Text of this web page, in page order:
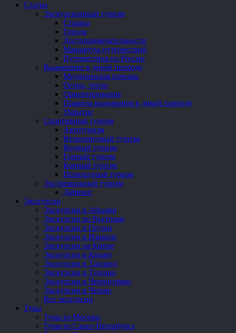
Статьи
Экскурсионный туризм
Страны
Города
Достопримечательности
Маршруты путешествий
Путешествия по России
Выживание в дикой природе
Медицинская помощь
Огонь, тепло
Ориентирование
Правила выживания в дикой природе
Укрытие
Спортивный туризм
Автотуризм
Велосипедный туризм
Водный туризм
Горный туризм
Конный туризм
Пешеходный туризм
Экстремальный туризм
Дайвинг
Экскурсии
Экскурсии в Абхазии
Экскурсии во Вьетнаме
Экскурсии в Грузии
Экскурсии в Израиле
Экскурсии на Кипре
Экскурсии в Крыму
Экскурсии в Таиланд
Экскурсии в Турцию
Экскурсии в Черногорию
Экскурсии в Чехию
Все экскурсии
Туры
Туры из Москвы
Туры из Санкт-Петербурга